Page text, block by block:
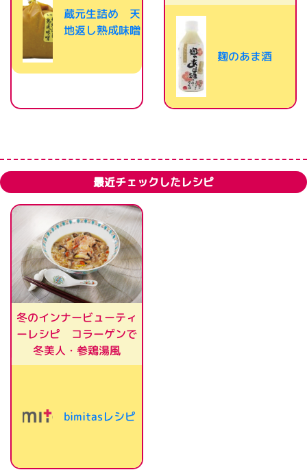
蔵元生詰め 天
地返し熟成味噌
麹のあま酒
最近チェックしたレシピ
冬のインナービューティ
ーレシピ コラーゲンで
冬美人・参鶏湯風
bimitasレシピ